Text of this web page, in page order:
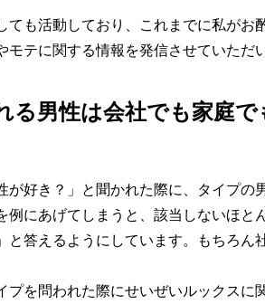
も活動しており、これまでに私がお
テに関する情報を発信させていただ
る男性は会社でも家庭
好き？」と聞かれた際に、タイプの
例にあげてしまうと、該当しないほと
と答えるようにしています。もちろん
を問われた際にせいぜいルックスに